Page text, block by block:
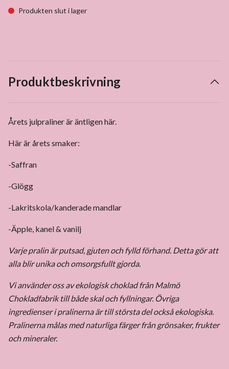
Produkten slut i lager
Produktbeskrivning
Årets julpraliner är äntligen här.
Här är årets smaker:
-Saffran
-Glögg
-Lakritskola/kanderade mandlar
-Äpple, kanel & vanilj
Varje pralin är putsad, gjuten och fylld förhand. Detta gör att
alla blir unika och omsorgsfullt gjorda.
Vi använder oss av ekologisk choklad från Malmö
Chokladfabrik till både skal och fyllningar. Övriga
ingredienser i pralinerna är till största del också ekologiska.
Pralinerna målas med naturliga färger från grönsaker, frukter
och mineraler.